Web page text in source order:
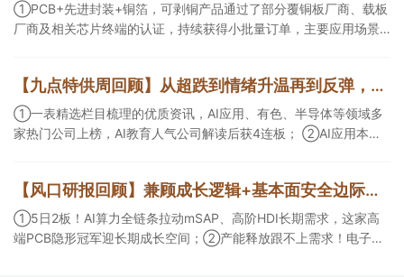
①PCB+先进封装+铜箔，可剥铜产品通过了部分覆铜板厂商、载板
厂商及相关芯片终端的认证，持续获得小批量订单，主要应用场景
等方面具有丰富经验，具备承接细胞与基因治疗产品商业化受托生
产的合规资质，这家公司获净买入。
【九点特供周回顾】从超跌到情绪升温再到反弹，栏目梳理AI应用题材逻辑，AI教育人气公司解读后获4连板
①一表精选栏目梳理的优质资讯，AI应用、有色、半导体等领域多
家热门公司上榜，AI教育人气公司解读后获4连板； ②AI应用本周
角前瞻产业供需情况，提及2家核心公司双双涨停。
【风口研报回顾】兼顾成长逻辑+基本面安全边际！王牌自营前瞻覆盖“pcb+MLCC+电子布”，梳理AI产业链优质标的“深坑起跳”
①5日2板！AI算力全链条拉动mSAP、高阶HDI长期需求，这家高
端PCB隐形冠军迎长期成长空间；②产能释放跟不上需求！电子布